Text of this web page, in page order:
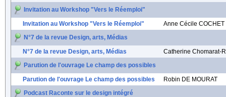
Invitation au Workshop "Vers le Réemploi"
Invitation au Workshop "Vers le Réemploi"
Anne Cécile COCHET
N°7 de la revue Design, arts, Médias
N°7 de la revue Design, arts, Médias
Catherine Chomarat-
Parution de l'ouvrage Le champ des possibles
Parution de l'ouvrage Le champ des possibles
Robin DE MOURAT
Podcast Raconte sur le design intégré